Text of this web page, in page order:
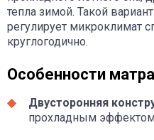
тепла зимой. Такой
регулирует микроклимат
круглогодично.
Особенности
Двусторонняя
прохладным